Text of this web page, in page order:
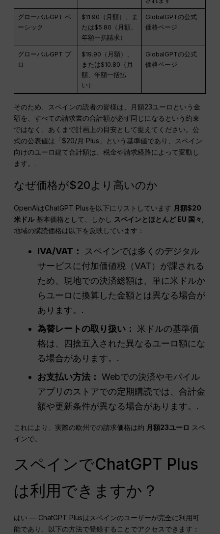
グローバルGPT ベ
ーシック
$11.90（月額）、ま
たは$5.80（月額、
年額一括請求）
GlobalGPTの公式
価格ページ
グローバルGPT プ
ロ
$19.90（月額）、
または$10.80（月
額、年額一括払
い）
GlobalGPTの公式
価格ページ
そのため、スペインの読者の皆様は、月額23ユーロという金
額を、すべての請求書の合計額が必ず同じになるという約束
ではなく、あくまで計画上の目安として捉えてください。公
式の公表値は「$20/月 Plus」という基準値であり、スペイン
向けのユーロ建て合計額は、税金や請求経路によって変動し
ます。.
なぜ価格が$20より高いのか
OpenAIはChatGPT Plusを以下にリストしています 月額$20
米ドル基本価格として、しかし スペインとほとんど EU 国々
地域の購読価格は以下を反映しています：
IVA/VAT：
スペインでは多くのデジタル
サービスに付加価値税（VAT）が課される
ため、現地での決済総額は、単に米ドルか
らユーロに換算した金額とは異なる場合が
あります。.
為替レートの取り扱い： 米ドルの基準価
格は、四捨五入された異なるユーロ額にな
る場合があります。.
お支払い方法： Webでの決済やモバイル
アプリのストアでの定期購読では、合計金
額や更新条件が異なる場合があります。.
これにより、実際の欧州での請求価格は約 月額23ユーロ スペ
インで。.
スペインでChatGPT Plus
は利用できますか？
はい — ChatGPT Plusはスペインのユーザーが完全に利用可
能であり、以下の方法で登録することでアクセスできます：